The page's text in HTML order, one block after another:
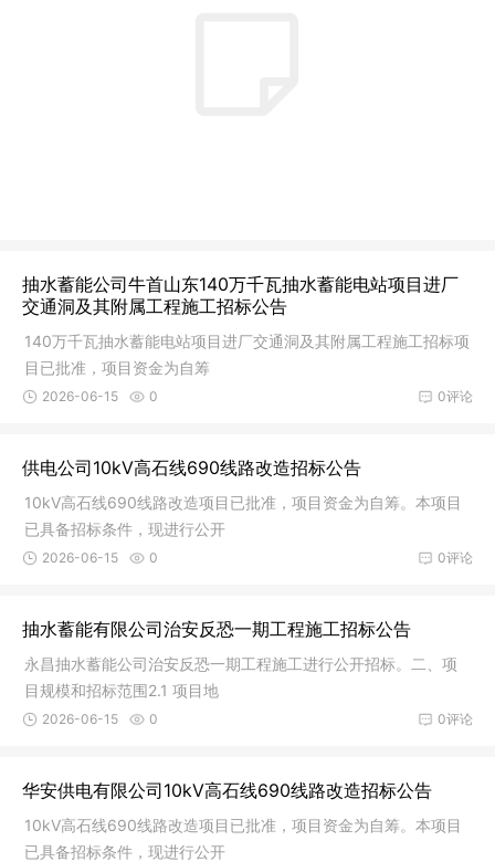
抽水蓄能公司牛首山东140万千瓦抽水蓄能电站项目进厂
交通洞及其附属工程施工招标公告
140万千瓦抽水蓄能电站项目进厂交通洞及其附属工程施工招标项
目已批准，项目资金为自筹
0评论
2026-06-15 0
供电公司10kV高石线690线路改造招标公告
10kV高石线690线路改造项目已批准，项目资金为自筹。本项目
已具备招标条件，现进行公开
0评论
2026-06-15 0
抽水蓄能有限公司治安反恐一期工程施工招标公告
永昌抽水蓄能公司治安反恐一期工程施工进行公开招标。二、项
目规模和招标范围2.1 项目地
0评论
2026-06-15 0
华安供电有限公司10kV高石线690线路改造招标公告
10kV高石线690线路改造项目已批准，项目资金为自筹。本项目
已具备招标条件，现进行公开